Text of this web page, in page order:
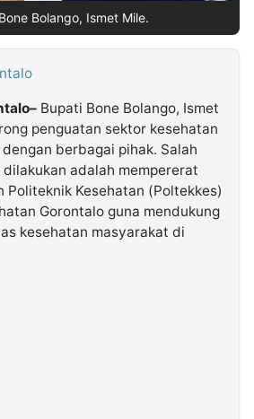
Bolango, Ismet Mile.
Bupati Bone Bolango, Ismet
penguatan sektor kesehatan
berbagai pihak. Salah
adalah mempererat
Politeknik Kesehatan (Poltekkes)
Gorontalo guna mendukung
kesehatan masyarakat di